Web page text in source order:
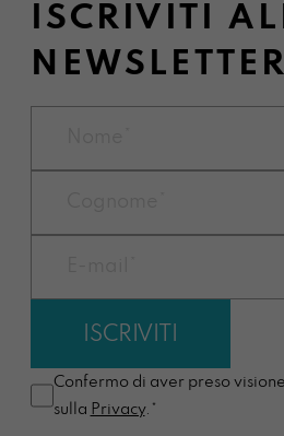
ISCRIVITI
NEWSLETTER
Confermo di aver preso
sulla Privacy.*